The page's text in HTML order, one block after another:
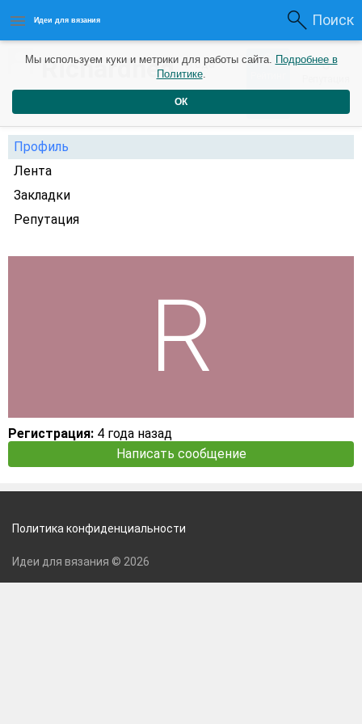
Идеи для вязания Поиск
Richardned4 года 0 0
Профиль
Лента
Закладки
Репутация
Регистрация: 4 года назад
Написать сообщение
Мы используем куки и метрики для работы сайта. Подробнее в
Политике.
ОК
Политика конфиденциальности
Идеи для вязания © 2026